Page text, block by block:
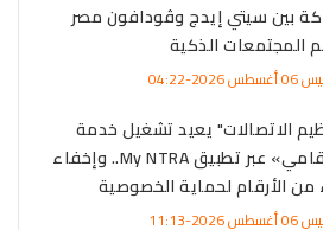
بين سيتي إيدج وڤودافون مصر
المجتمعات الذكية
04:22
الاتصالات" يعيد تشغيل خدمة
«أرقامي» عبر تطبيق My NTRA.. وإخفاء
من الأرقام لحماية الخصوصية
11:13